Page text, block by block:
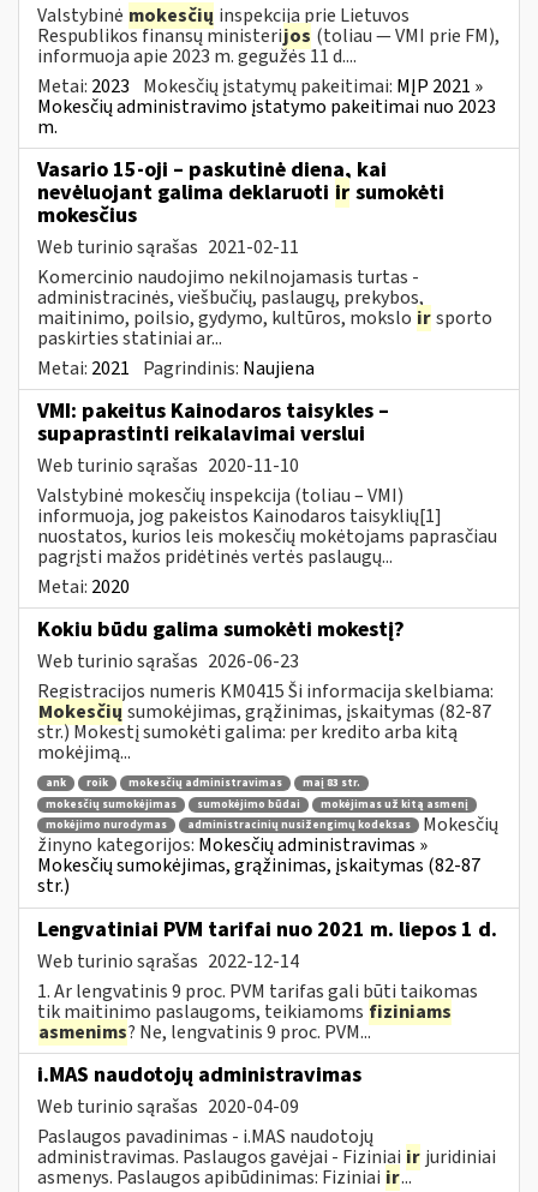
Valstybinė mokesčių inspekcija prie Lietuvos
Respublikos finansų ministerijos (toliau — VMI prie FM),
informuoja apie 2023 m. gegužės 11 d....
Metai: 2023 Mokesčių įstatymų pakeitimai: MĮP 2021 »
Mokesčių administravimo įstatymo pakeitimai nuo 2023
m.
Vasario 15-oji – paskutinė diena, kai
nevėluojant galima deklaruoti ir sumokėti
mokesčius
Web turinio sąrašas 2021-02-11
Komercinio naudojimo nekilnojamasis turtas -
administracinės, viešbučių, paslaugų, prekybos,
maitinimo, poilsio, gydymo, kultūros, mokslo irsporto
paskirties statiniai ar...
Metai: 2021 Pagrindinis: Naujiena
VMI: pakeitus Kainodaros taisykles –
supaprastinti reikalavimai verslui
Web turinio sąrašas 2020-11-10
Valstybinė mokesčių inspekcija (toliau – VMI)
informuoja, jog pakeistos Kainodaros taisyklių[1]
nuostatos, kurios leis mokesčių mokėtojams paprasčiau
pagrįsti mažos pridėtinės vertės paslaugų...
Metai: 2020
Kokiu būdu galima sumokėti mokestį?
Web turinio sąrašas 2026-06-23
Registracijos numeris KM0415 Ši informacija skelbiama:
Mokesčių sumokėjimas, grąžinimas, įskaitymas (82-87
str.) Mokestį sumokėti galima: per kredito arba kitą
mokėjimą...
ank roik mokesčių administravimas
maį 83 str.
mokesčių sumokėjimas
sumokėjimo būdai
mokėjimas už kitą asmenį
mokėjimo nurodymas
administracinių nusižengimų kodeksas
Mokesčių
žinyno kategorijos: Mokesčių administravimas »
Mokesčių sumokėjimas, grąžinimas, įskaitymas (82-87
str.)
Lengvatiniai PVM tarifai nuo 2021 m. liepos 1 d.
Web turinio sąrašas 2022-12-14
1. Ar lengvatinis 9 proc. PVM tarifas gali būti taikomas
tik maitinimo paslaugoms, teikiamoms fiziniams
asmenims? Ne, lengvatinis 9 proc. PVM...
i.MAS naudotojų administravimas
Web turinio sąrašas 2020-04-09
Paslaugos pavadinimas - i.MAS naudotojų
administravimas. Paslaugos gavėjai - Fiziniai ir juridiniai
asmenys. Paslaugos apibūdinimas: Fiziniai ir...